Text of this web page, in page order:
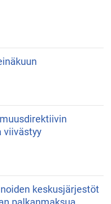
viivästyy
keskusjärjestöt